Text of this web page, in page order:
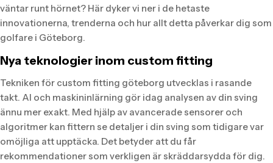
väntar runt hörnet? Här dyker vi ner i de hetaste
innovationerna, trenderna och hur allt detta påverkar dig som
golfare i Göteborg.
Nya teknologier inom custom fitting
Tekniken för custom fitting göteborg utvecklas i rasande
takt. AI och maskininlärning gör idag analysen av din sving
ännu mer exakt. Med hjälp av avancerade sensorer och
algoritmer kan fittern se detaljer i din sving som tidigare var
omöjliga att upptäcka. Det betyder att du får
rekommendationer som verkligen är skräddarsydda för dig.